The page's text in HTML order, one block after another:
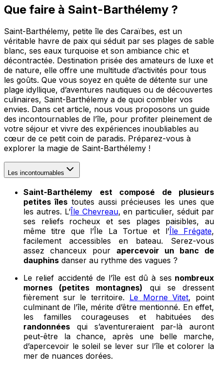
Que faire à Saint-Barthélemy ?
Saint-Barthélemy, petite île des Caraïbes, est un
véritable havre de paix qui séduit par ses plages de sable
blanc, ses eaux turquoise et son ambiance chic et
décontractée. Destination prisée des amateurs de luxe et
de nature, elle offre une multitude d’activités pour tous
les goûts. Que vous soyez en quête de détente sur une
plage idyllique, d’aventures nautiques ou de découvertes
culinaires, Saint-Barthélemy a de quoi combler vos
envies. Dans cet article, nous vous proposons un guide
des incontournables de l’île, pour profiter pleinement de
votre séjour et vivre des expériences inoubliables au
cœur de ce petit coin de paradis. Préparez-vous à
explorer la magie de Saint-Barthélemy !
Les incontournables
Saint-Barthélemy est composé de plusieurs
petites îles toutes aussi précieuses les unes que
les autres. L’Île Chevreau, en particulier, séduit par
ses reliefs rocheux et ses plages paisibles, au
même titre que l’Île La Tortue et l’Île Frégate,
facilement accessibles en bateau. Serez-vous
assez chanceux pour apercevoir un banc de
dauphins danser au rythme des vagues ?
Le relief accidenté de l’île est dû à ses nombreux
mornes (petites montagnes) qui se dressent
fièrement sur le territoire. Le Morne Vitet, point
culminant de l’île, mérite d’être mentionné. En effet,
les familles courageuses et habituées des
randonnées qui s’aventureraient par-là auront
peut-être la chance, après une belle marche,
d’apercevoir le soleil se lever sur l’île et colorer la
mer de nuances dorées.